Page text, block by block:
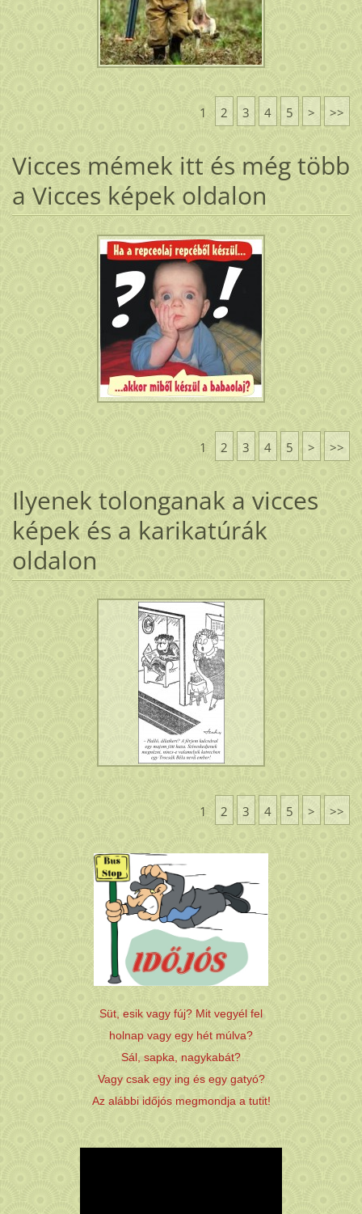
1 2 3 4 5 > >>
Vicces mémek itt és még több
a Vicces képek oldalon
1 2 3 4 5 > >>
Ilyenek tolonganak a vicces
képek és a karikatúrák
oldalon
1 2 3 4 5 > >>
Süt, esik vagy fúj? Mit vegyél fel
holnap vagy egy hét múlva?
Sál, sapka, nagykabát?
Vagy csak egy ing és egy gatyó?
Az alábbi időjós megmondja a tutit!